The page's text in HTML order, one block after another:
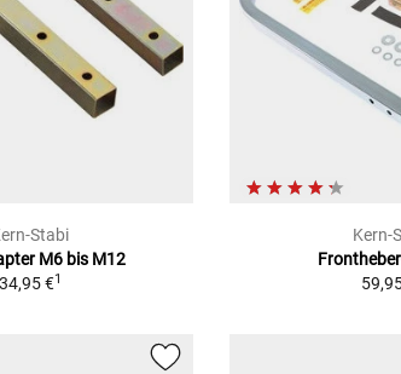
Stabi
M6 bis M12
34,95 €1
Kern-